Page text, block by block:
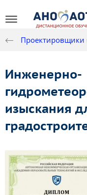
Проектировщики
Инженерно-
изыскания